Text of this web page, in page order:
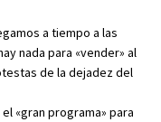
a tiempo a las
nada para «vender» al
de la dejadez del
«gran programa» para